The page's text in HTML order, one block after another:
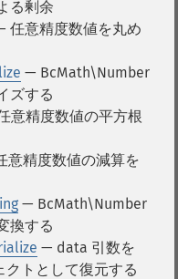
る剰余
任意精度数値を丸め
— BcMath\Number
ズする
意精度数値の平方根
意精度数値の減算を
— BcMath\Number
換する
— data 引数を
トとして復元する